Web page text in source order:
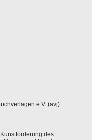
e.V. (avj)
des